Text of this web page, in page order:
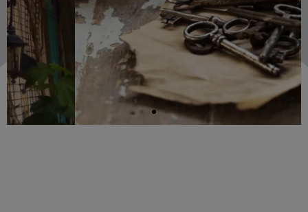
SERRURERIE